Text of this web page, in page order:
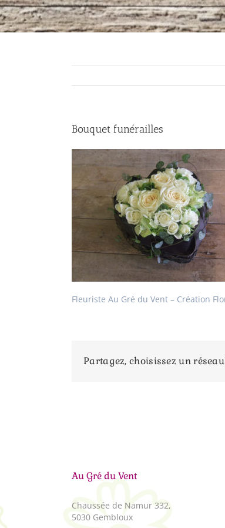
Bouquet funérailles
Fleuriste Au Gré du Vent – Création
Partagez, choisissez un
Au Gré du Vent
Chaussée de Namur 332,
5030 Gembloux